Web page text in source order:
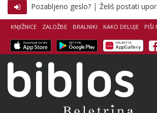
KNJIŽNICE ZALOŽBE BRALNIKI KAKO DELUJE PIŠI
Pozabljeno geslo? | Želiš postati